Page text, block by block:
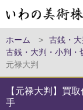
ホーム > 古銭・
古銭・大判・小判
元禄大判
【元禄大判】買
手